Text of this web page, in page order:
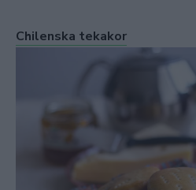
Chilenska tekakor